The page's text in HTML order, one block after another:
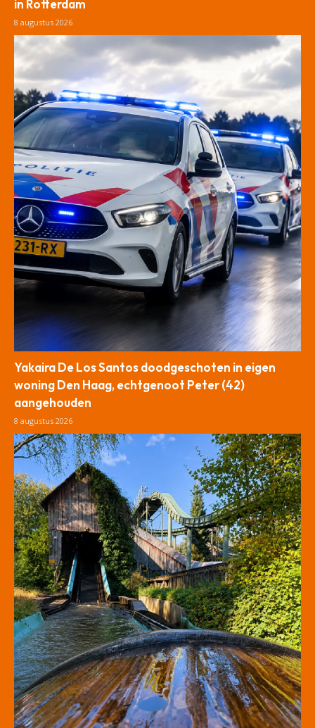
in Rotterdam
8 augustus 2026
Yakaira De Los Santos doodgeschoten in eigen
woning Den Haag, echtgenoot Peter (42)
aangehouden
8 augustus 2026